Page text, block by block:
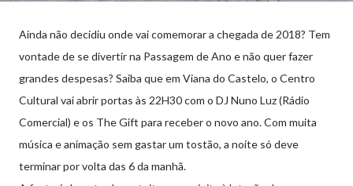
Ainda não decidiu onde vai comemorar a chegada de 2018? Tem
vontade de se divertir na Passagem de Ano e não quer fazer
grandes despesas? Saiba que em Viana do Castelo, o Centro
Cultural vai abrir portas às 22H30 com o DJ Nuno Luz (Rádio
Comercial) e os The Gift para receber o novo ano. Com muita
música e animação sem gastar um tostão, a noite só deve
terminar por volta das 6 da manhã.